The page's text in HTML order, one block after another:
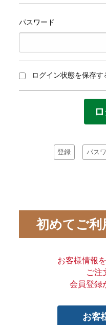
パスワード
ログイン状態を保存す
登録 パス
初めてご利
お客様情報
ご注
会員登録
お客